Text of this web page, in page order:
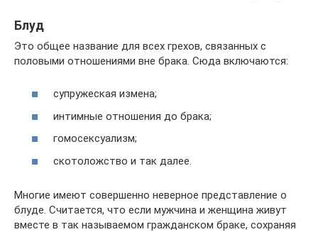
Блуд
Это общее название для всех грехов, связанных с
половыми отношениями вне брака. Сюда включаются:
супружеская измена;
интимные отношения до брака;
гомосексуализм;
скотоложство и так далее.
Многие имеют совершенно неверное представление о
блуде. Считается, что если мужчина и женщина живут
вместе в так называемом гражданском браке, сохраняя